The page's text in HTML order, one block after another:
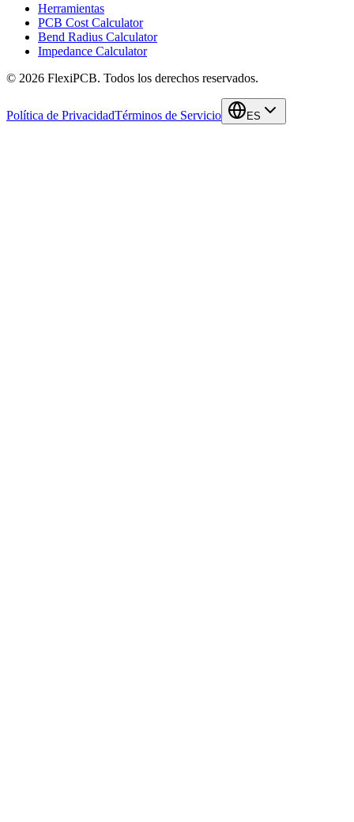
Herramientas
PCB Cost Calculator
Bend Radius Calculator
Impedance Calculator
© 2026 FlexiPCB. Todos los derechos reservados.
Política de PrivacidadTérminos de Servicio ES